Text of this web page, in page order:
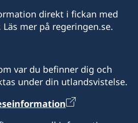
Company
09.00-13.00
of Sweden
Complex – Room No.
Oman
direkt i fickan med
Läs mer på regeringen.se.
var du befinner dig och
under din utlandsvistelse.